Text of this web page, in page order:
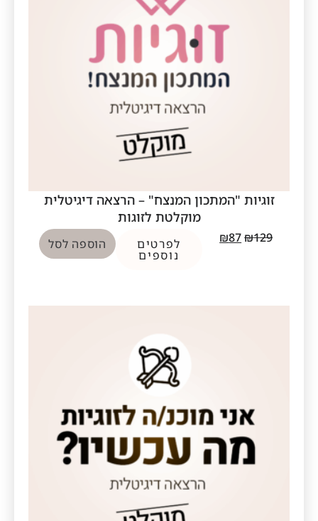
זוגיות "המתכון המנצח" – הרצאה דיגיטלית
מוקלטת לזוגות
₪129
₪87 לפרטים
נוספים
הוספה לסל